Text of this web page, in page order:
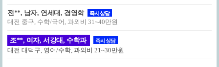
전**, 남자, 연세대, 경영학 즉시상담
대전 중구, 수학/국어, 과외비 31~40만원
조**, 여자, 서강대, 수학과 즉시상담
대전 대덕구, 영어/수학, 과외비 21~30만원